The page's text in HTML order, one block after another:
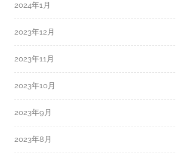
2024年1月
2023年12月
2023年11月
2023年10月
2023年9月
2023年8月